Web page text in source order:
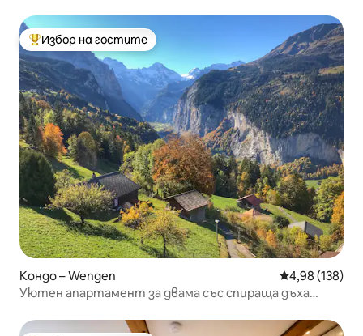
Най-популярен избор на гостите
Избор на гостите
Кондо – Wengen Средна
4,98 (138)
Уютен апартамент за двама със спираща дъха